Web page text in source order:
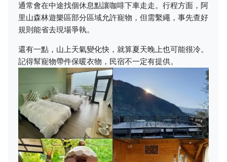
通常會在中途找個休息點讓咖啡下車走走。行程方面，阿
里山森林遊樂區部分區域允許寵物，但需繫繩，事先查好
規則能省去現場爭執。
還有一點，山上天氣變化快，就算夏天晚上也可能很冷。
記得幫寵物帶件保暖衣物，民宿不一定有提供。